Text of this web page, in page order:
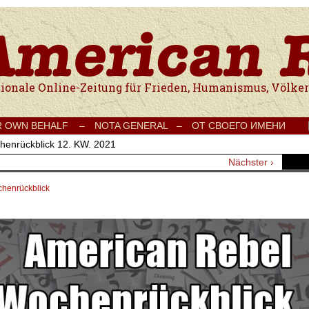
Onlinezeitung für Frieden, Humanismus, Völkerverständigung und
OWN BEHALF – NOTA GENERAL – ОТ СВОЕГО ИМЕНИ
12. KW. 2021
Nächster ›